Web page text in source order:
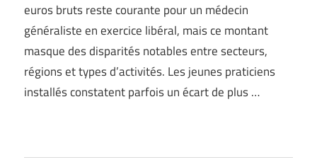
euros bruts reste courante pour un médecin
généraliste en exercice libéral, mais ce montant
masque des disparités notables entre secteurs,
régions et types d’activités. Les jeunes praticiens
installés constatent parfois un écart de plus …